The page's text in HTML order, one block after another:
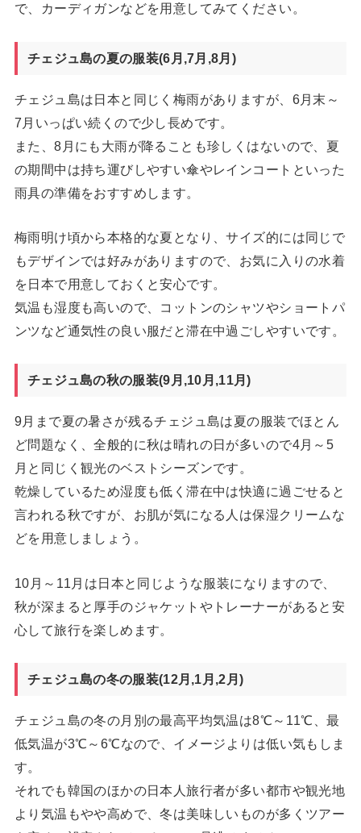
で、カーディガンなどを用意してみてください。
チェジュ島の夏の服装(6月,7月,8月)
チェジュ島は日本と同じく梅雨がありますが、6月末～
7月いっぱい続くので少し長めです。
また、8月にも大雨が降ることも珍しくはないので、夏
の期間中は持ち運びしやすい傘やレインコートといった
雨具の準備をおすすめします。
梅雨明け頃から本格的な夏となり、サイズ的には同じで
もデザインでは好みがありますので、お気に入りの水着
を日本で用意しておくと安心です。
気温も湿度も高いので、コットンのシャツやショートパ
ンツなど通気性の良い服だと滞在中過ごしやすいです。
チェジュ島の秋の服装(9月,10月,11月)
9月まで夏の暑さが残るチェジュ島は夏の服装でほとん
ど問題なく、全般的に秋は晴れの日が多いので4月～5
月と同じく観光のベストシーズンです。
乾燥しているため湿度も低く滞在中は快適に過ごせると
言われる秋ですが、お肌が気になる人は保湿クリームな
どを用意しましょう。
10月～11月は日本と同じような服装になりますので、
秋が深まると厚手のジャケットやトレーナーがあると安
心して旅行を楽しめます。
チェジュ島の冬の服装(12月,1月,2月)
チェジュ島の冬の月別の最高平均気温は8℃～11℃、最
低気温が3℃～6℃なので、イメージよりは低い気もしま
す。
それでも韓国のほかの日本人旅行者が多い都市や観光地
より気温もやや高めで、冬は美味しいものが多くツアー